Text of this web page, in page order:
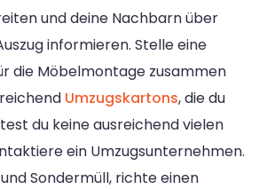
und deine Nachbarn über
informieren. Stelle eine
die Möbelmontage zusammen
Umzugskartons, die du
du keine ausreichend vielen
ein Umzugsunternehmen.
Sondermüll, richte einen